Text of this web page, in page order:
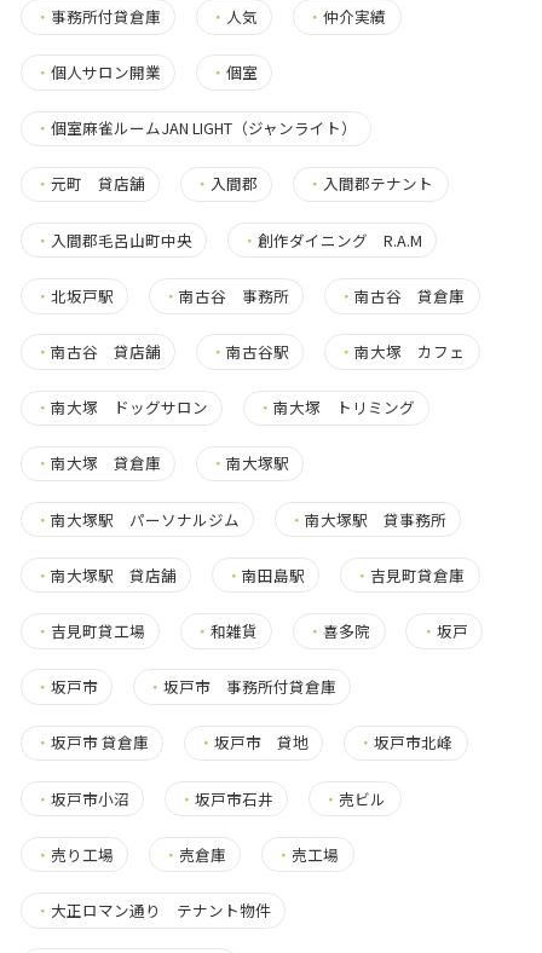
・ 事務所付貸倉庫 ・ 人気 ・仲介実績
・ 個人サロン開業 ・個室
・ 個室麻雀ルームJAN LIGHT（ジャンライト）
・ 元町 貸店舗 ・ 入間郡 ・ 入間郡テナント
・ 入間郡毛呂山町中央 ・創作ダイニング R.A.M
・ 北坂戸駅 ・南古谷 事務所 ・南古谷 貸倉庫
・ 南古谷 貸店舗 ・南古谷駅 ・南大塚 カフェ
・ 南大塚 ドッグサロン ・南大塚 トリミング
・ 南大塚 貸倉庫 ・南大塚駅
・ 南大塚駅 パーソナルジム ・南大塚駅 貸事務所
・ 南大塚駅 貸店舗 ・南田島駅 ・ 吉見町貸倉庫
・ 吉見町貸工場 ・和雑貨 ・喜多院 ・ 坂戸
・ 坂戸市 ・坂戸市 事務所付貸倉庫
・ 坂戸市 貸倉庫 ・坂戸市 貸地 ・坂戸市北峰
・ 坂戸市小沼 ・坂戸市石井 ・ 売ビル
・ 売り工場 ・ 売倉庫 ・ 売工場
・ 大正ロマン通り テナント物件